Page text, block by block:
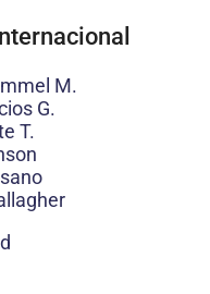
M.
G.
T.